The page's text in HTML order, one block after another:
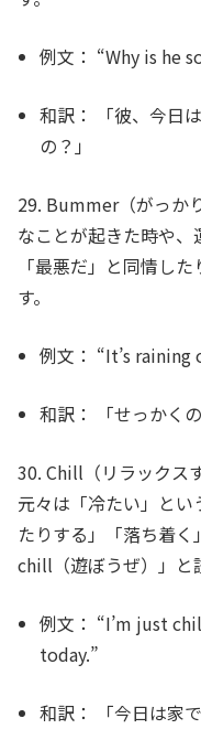
例文： “Why is he
和訳：
「彼、今日
の？」
29. Bummer（がっか
なことが起きた時や、
「最悪だ」と同情し
す。
例文： “It’s raining
和訳： 「せっかく
30. Chill（リラックス
元々は「冷たい」と
たりする」「落ち着く
chill（遊ぼうぜ）」と
例文： “I’m just
today.”
和訳：
「今日は家